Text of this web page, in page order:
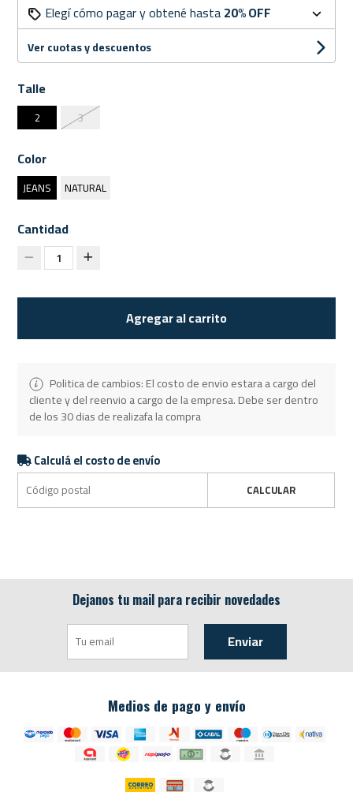
Elegí cómo pagar y obtené hasta20% OFF
Ver cuotas y descuentos
Talle
2 3
Color
JEANS NATURAL
Cantidad
1
Agregar al carrito
Politica de cambios: El costo de envio estara a cargo del
cliente y del reenvio a cargo de la empresa. Debe ser dentro
de los 30 dias de realizafa la compra
Calculá el costo de envío
CALCULAR
Dejanos tu mail para recibir novedades
Enviar
Medios de pago y envío